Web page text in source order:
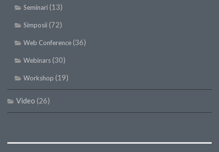
Seminari(13)
Simposii(72)
Web Conference(36)
Webinars(30)
Workshop (19)
Video (26)